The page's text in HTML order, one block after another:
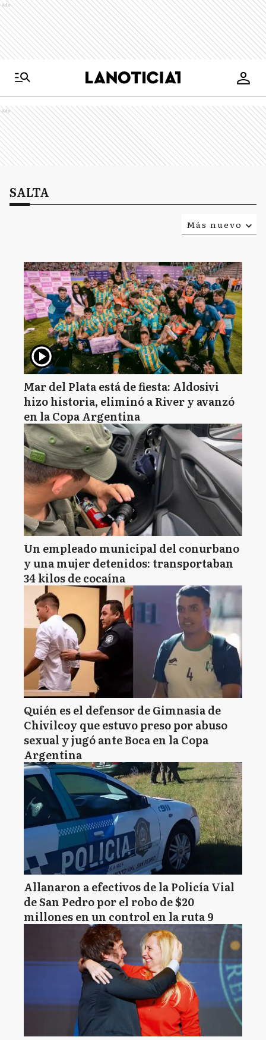
Ads
Ads
SALTA
Más nuevo
Mar del Plata está de fiesta: Aldosivi
hizo historia, eliminó a River y avanzó
en la Copa Argentina
Un empleado municipal del conurbano
y una mujer detenidos: transportaban
34 kilos de cocaína
Quién es el defensor de Gimnasia de
Chivilcoy que estuvo preso por abuso
sexual y jugó ante Boca en la Copa
Argentina
Allanaron a efectivos de la Policía Vial
de San Pedro por el robo de $20
millones en un control en la ruta 9